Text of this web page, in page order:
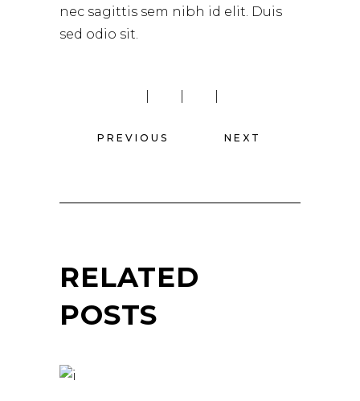
nec sagittis sem nibh id elit. Duis
sed odio sit.
PREVIOUS NEXT
RELATED
POSTS